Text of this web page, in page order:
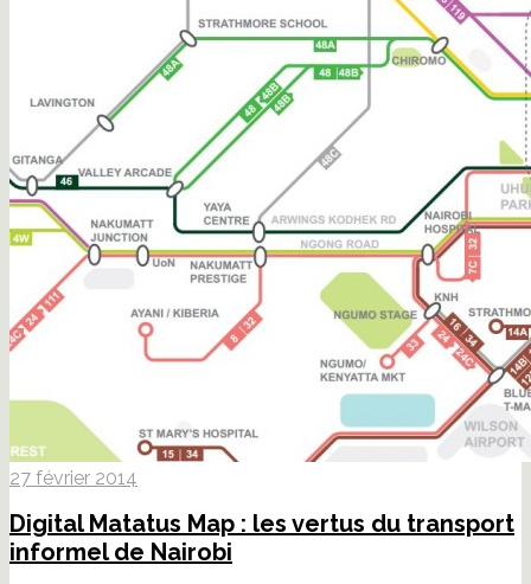
27 février 2014
Digital Matatus Map : les vertus du transport
informel de Nairobi